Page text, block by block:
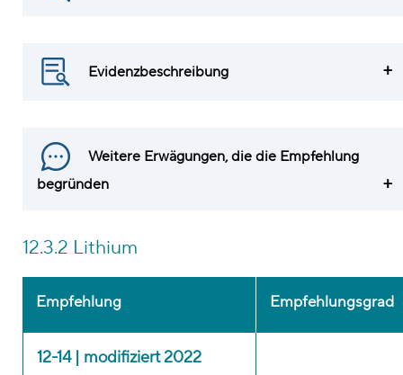
Evidenzbeschreibung
Weitere Erwägungen, die die Empfehlung
begründen
12.3.2 Lithium
Empfehlung Empfehlungsgrad
12-14 | modifiziert 2022